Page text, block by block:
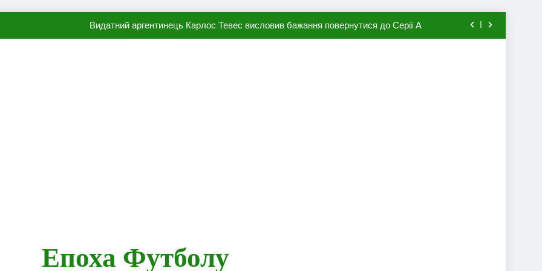
Видатний аргентинець Карлос Тевес висловив бажання повернутися до Серії А
Епоха Футболу